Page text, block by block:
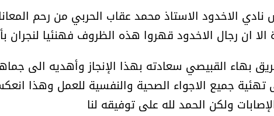
الاخدود الاستاذ محمد عقاب الحربي من رحم
ان رجال الاخدود قهروا هذه الظروف فهنئيا لنجران
بهاء القبيصي سعادته بهذا الإنجاز وأهديه الى
تهئية جميع الاجواء الصحية والنفسية للعمل وهذا
ولكن الحمد لله على توفيقه لنا